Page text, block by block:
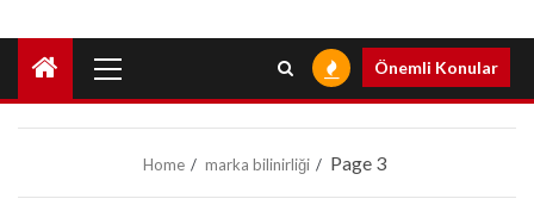
Menu
Önemli Konular
Home marka bilinirliği Page 3